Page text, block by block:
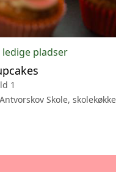
ledige pladser
1
Antvorskov Skole,